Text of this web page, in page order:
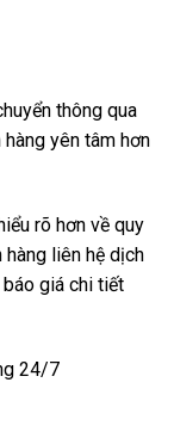
thông qua
yên tâm hơn
rõ hơn về quy
hàng liên hệ dịch
giá chi tiết
24/7